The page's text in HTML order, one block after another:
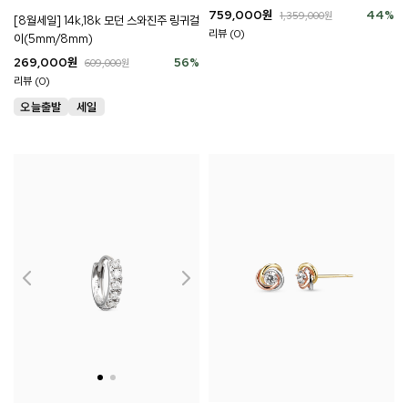
[8월세일] 14k,18k 모던 스와진주 링귀걸
이(5mm/8mm)
56%
269,000원 609,000원
리뷰 (0)
44%
759,000원 1,359,000원
리뷰 (0)